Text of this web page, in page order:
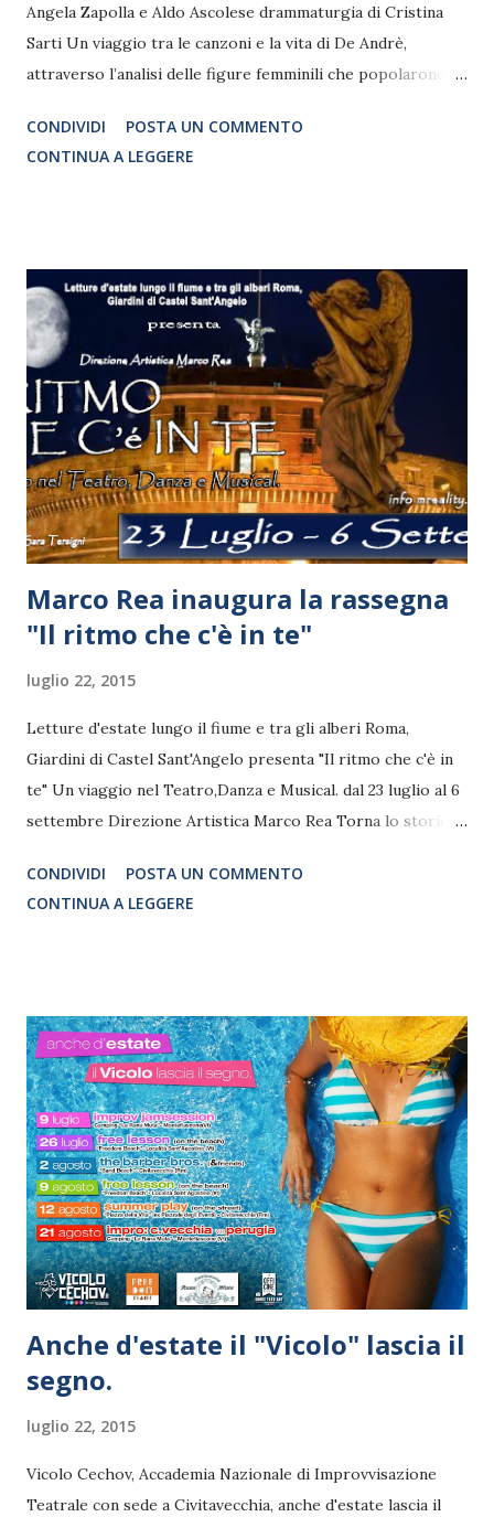
Angela Zapolla e Aldo Ascolese drammaturgia di Cristina
Sarti Un viaggio tra le canzoni e la vita di De Andrè,
attraverso l’analisi delle figure femminili che popolarono le
ZAPOLLA violino, viola, flauto e voce Cristina SARTI ... le
donne di Faber con la partecipazione di Roberto
chitarra sarà accompagnato da Angela Zapolla,
polistrumentista (violino, viola, chitarra, flauto traverso),
Cristina Sarti (attrice) con la partecipazione di Roberto
Dellepiane (pianista). LACATTIVASTRADA è un racconto
che trasporta lo spettatore tra le ombre della città vecchia,
tra i lampioni del porto e le pieghe di un anima salata, come
il vento di mare che sferza una Genova muta e seducente.
Un racconto ...
CONDIVIDI
POSTA UN COMMENTO
CONTINUA A LEGGERE
Marco Rea inaugura la rassegna
"Il ritmo che c'è in te"
luglio 22, 2015
Letture d'estate lungo il fiume e tra gli alberi Roma,
Giardini di Castel Sant'Angelo presenta "Il ritmo che c'è in
te" Un viaggio nel Teatro,Danza e Musical. dal 23 luglio al 6
settembre Direzione Artistica Marco Rea Torna lo storico
romani e turisti nelle notti d’estate all’interno della magica
cornice dei giardini di Castel S’Angelo. Arte, danza, Teatro e
Ma il vero protagonista sarà il pubblico pronto a scendere
in pista con i ritmi del latino americano e della danza. E per
i più piccoli, uno spazio dedicato a loro, attività ricreative
con personale esperto e qualificato della ludoteca La molla
magica. Divertimento per tutti per un ‘Estate con noi. Ad
inaugurare la rassegna, giovedì 23 luglio, sarà il direttore
artistico Marco Rea at...
CONDIVIDI
POSTA UN COMMENTO
CONTINUA A LEGGERE
Anche d'estate il "Vicolo" lascia il
segno.
luglio 22, 2015
Vicolo Cechov, Accademia Nazionale di Improvvisazione
Teatrale con sede a Civitavecchia, anche d'estate lascia il